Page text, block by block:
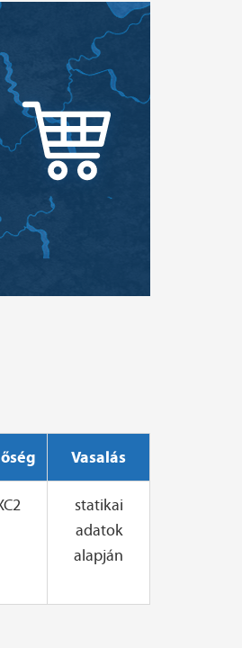
Vasalás
statikai
adatok
alapján